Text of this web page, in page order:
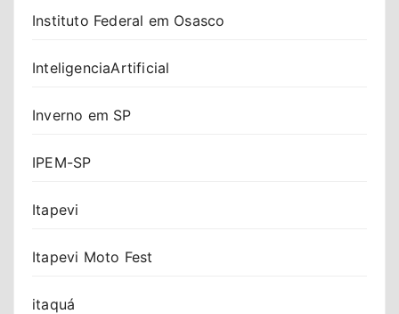
Instituto Federal em Osasco
InteligenciaArtificial
Inverno em SP
IPEM-SP
Itapevi
Itapevi Moto Fest
itaquá